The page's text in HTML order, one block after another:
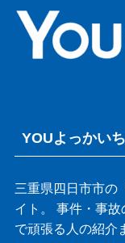
YOUよっかい
三重県四日市市の
イト。 事件・事
で頑張る人の紹介